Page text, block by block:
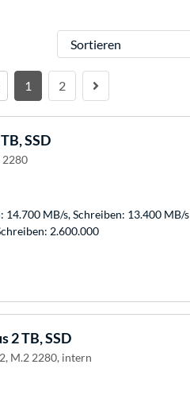
Sortieren
1 2
SSD
2280
14.700 MB/s, Schreiben: 13.400 MB/s
2.600.000
2 TB, SSD
M.2 2280, intern